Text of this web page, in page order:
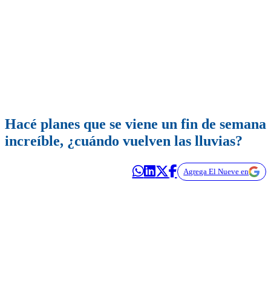
Hacé planes que se viene un fin de semana
increíble, ¿cuándo vuelven las lluvias?
Agrega El Nueve en